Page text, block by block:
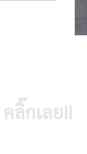
คลิ๊กเลย!!